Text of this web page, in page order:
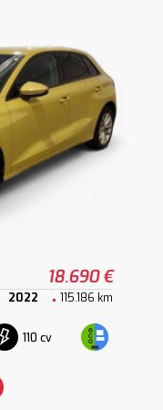
18.690 €
2022 115.186 km
110 cv